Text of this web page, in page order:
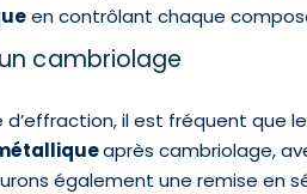
en contrôlant chaque
cambriolage
il est fréquent que le
après cambriolage,
également une remise en